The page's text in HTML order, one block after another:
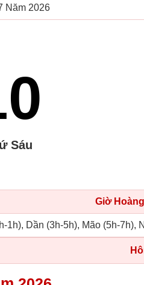
Năm 2026
Sáu
Giờ
1h), Dần (3h-5h), Mão (5h-7h),